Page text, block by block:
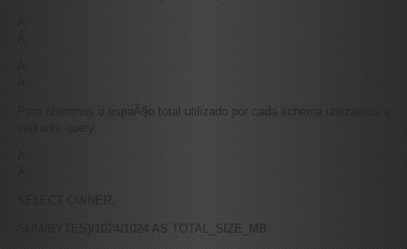
Para obtermos o espaÃ§o total utilizado por cada schema utilizamos a
seguinte query:
SELECT OWNER,
SUM(BYTES)/1024/1024 AS TOTAL_SIZE_MB